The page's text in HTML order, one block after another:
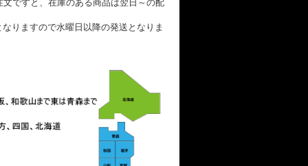
文ですと、在庫のある商品は翌日～の配
りますので水曜日以降の発送となりま